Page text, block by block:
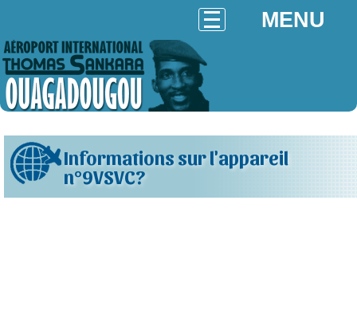
MENU
Informations sur l'appareil
n°9VSVC?